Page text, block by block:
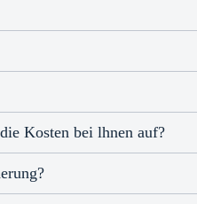
Kosten bei lhnen auf?